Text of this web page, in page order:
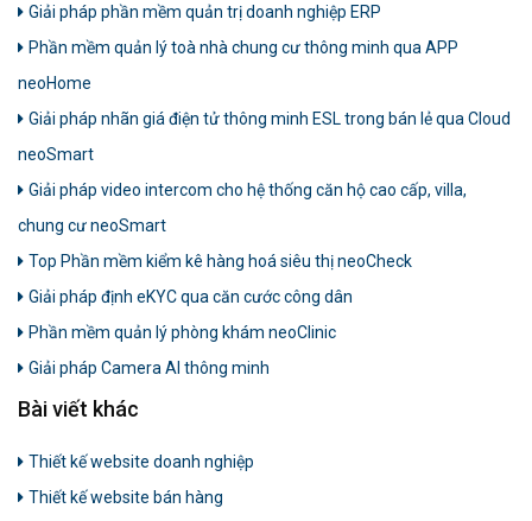
Giải pháp phần mềm quản trị doanh nghiệp ERP
Phần mềm quản lý toà nhà chung cư thông minh qua APP
neoHome
Giải pháp nhãn giá điện tử thông minh ESL trong bán lẻ qua Cloud
neoSmart
Giải pháp video intercom cho hệ thống căn hộ cao cấp, villa,
chung cư neoSmart
Top Phần mềm kiểm kê hàng hoá siêu thị neoCheck
Giải pháp định eKYC qua căn cước công dân
Phần mềm quản lý phòng khám neoClinic
Giải pháp Camera AI thông minh
Bài viết khác
Thiết kế website doanh nghiệp
Thiết kế website bán hàng